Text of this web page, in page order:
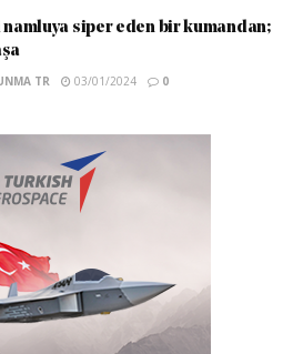
namluya siper eden bir kumandan;
TR 03/01/2024 0